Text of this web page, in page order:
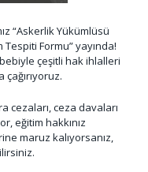
“Askerlik Yükümlüsü
Formu” yayında!
çeşitli hak ihlalleri
cezaları, ceza davaları
eğitim hakkınız
maruz kalıyorsanız,